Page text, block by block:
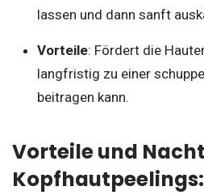
lassen und dann sanft
Vorteile: Fördert die
langfristig zu einer
beitragen kann.
Vorteile und
Kopfhautpeelings: